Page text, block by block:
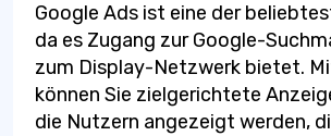
Google Ads ist eine der
da es Zugang zur Google-
zum Display-Netzwerk bietet.
können Sie zielgerichtete
die Nutzern angezeigt werden,